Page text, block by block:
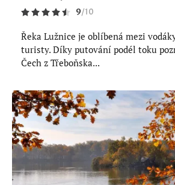
9/10
Řeka Lužnice je oblíbená mezi
turisty. Díky putování podél toku
Čech z Třeboňska...